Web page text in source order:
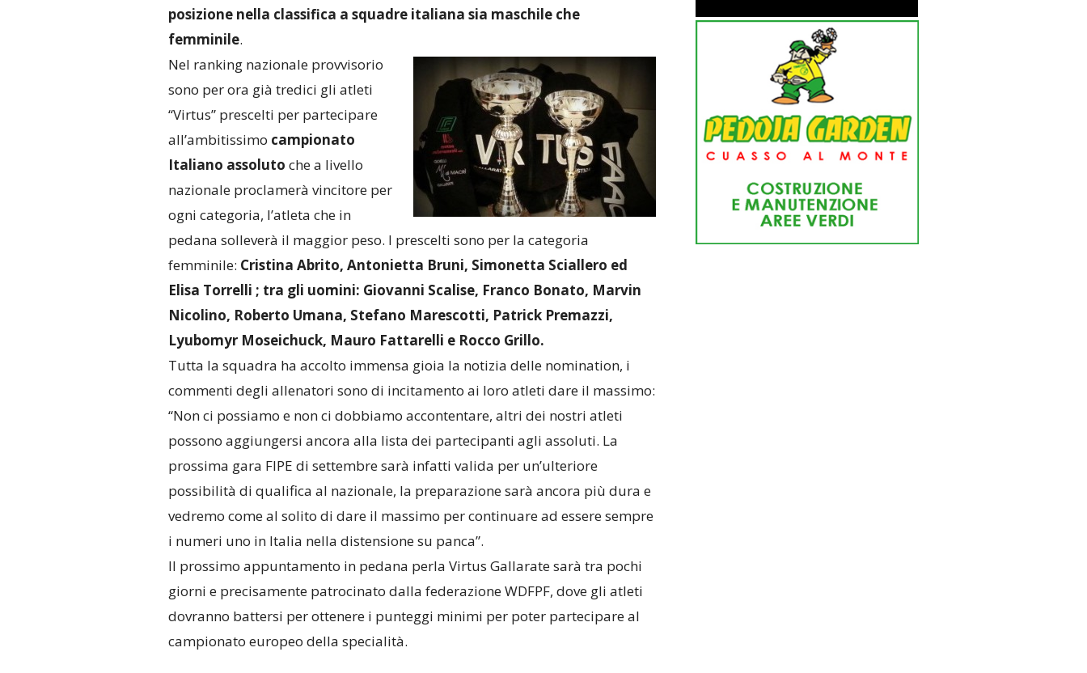
posizione nella classifica a squadre italiana sia maschile che
femminile.
Nel ranking nazionale provvisorio
sono per ora già tredici gli atleti
“Virtus” prescelti per partecipare
all’ambitissimo campionato
Italiano assoluto che a livello
nazionale proclamerà vincitore per
ogni categoria, l’atleta che in
pedana solleverà il maggior peso. I prescelti sono per la categoria
femminile: Cristina Abrito, Antonietta Bruni, Simonetta Sciallero ed
Elisa Torrelli ; tra gli uomini: Giovanni Scalise, Franco Bonato, Marvin
Nicolino, Roberto Umana, Stefano Marescotti, Patrick Premazzi,
Lyubomyr Moseichuck, Mauro Fattarelli e Rocco Grillo.
Tutta la squadra ha accolto immensa gioia la notizia delle nomination, i
commenti degli allenatori sono di incitamento ai loro atleti dare il massimo:
“Non ci possiamo e non ci dobbiamo accontentare, altri dei nostri atleti
possono aggiungersi ancora alla lista dei partecipanti agli assoluti. La
prossima gara FIPE di settembre sarà infatti valida per un’ulteriore
possibilità di qualifica al nazionale, la preparazione sarà ancora più dura e
vedremo come al solito di dare il massimo per continuare ad essere sempre
i numeri uno in Italia nella distensione su panca”.
Il prossimo appuntamento in pedana perla Virtus Gallarate sarà tra pochi
giorni e precisamente patrocinato dalla federazione WDFPF, dove gli atleti
dovranno battersi per ottenere i punteggi minimi per poter partecipare al
campionato europeo della specialità.